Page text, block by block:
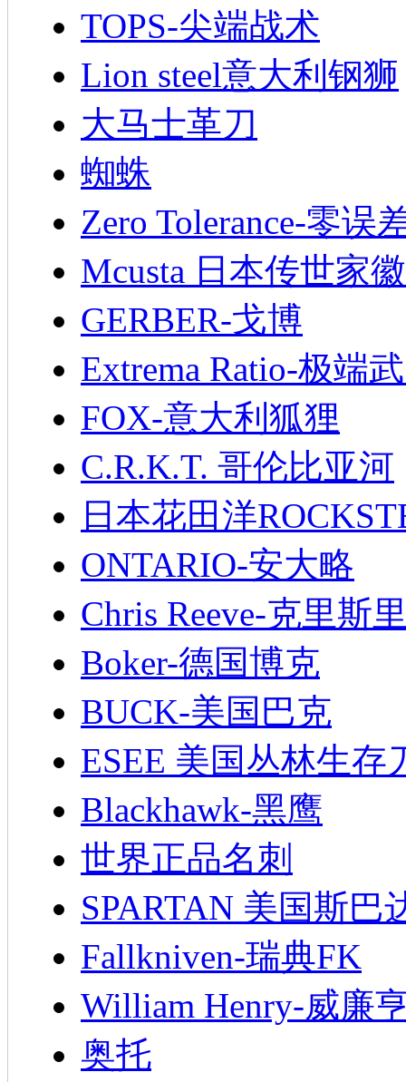
TOPS-尖端战术
Lion steel意大利钢狮
大马士革刀
蜘蛛
Zero Tolerance-零误
Mcusta 日本传世家徽
GERBER-戈博
Extrema Ratio-极端
FOX-意大利狐狸
C.R.K.T. 哥伦比亚河
日本花田洋
ONTARIO-安大略
Chris Reeve-克里斯
Boker-德国博克
BUCK-美国巴克
ESEE 美国丛林生存
Blackhawk-黑鹰
世界正品名刺
SPARTAN 美国斯巴
Fallkniven-瑞典FK
William Henry-威廉
奥托